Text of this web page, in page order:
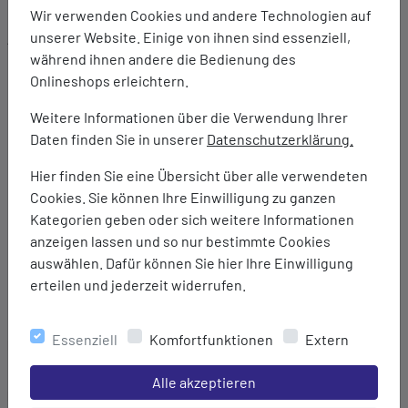
Wir verwenden Cookies und andere Technologien auf
unserer Website. Einige von ihnen sind essenziell,
während ihnen andere die Bedienung des
Onlineshops erleichtern.
Weitere Informationen über die Verwendung Ihrer
Daten finden Sie in unserer Datenschutzerklärung.
Hier finden Sie eine Übersicht über alle verwendeten
Cookies. Sie können Ihre Einwilligung zu ganzen
Kategorien geben oder sich weitere Informationen
anzeigen lassen und so nur bestimmte Cookies
auswählen. Dafür können Sie hier Ihre Einwilligung
erteilen und jederzeit widerrufen.
Essenziell Komfortfunktionen Extern
Einstellungen speichern für die Gruppe
Alle akzeptieren
Ausstattung:
Klassische Outdoorjacke mit angeschnittener
Sturmkapuze
Wassersäule: 20.000 mm
Atmungsaktivität: 20.000 g/m²/h
Winddicht
Atmungsaktives Meshfutter innen
Kapuze und Saumweite regulierbar
Verstellbarer Armabschluss
Abgedeckter Frontreißverschluss
Reißverschluss-Einschubtaschen
Marke:
Maul
Material: